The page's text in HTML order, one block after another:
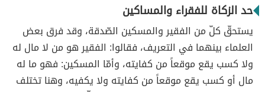
حد الزكاة للفقراء والمساكين
يستحقّ كلّ من الفقير والمسكين الصّدقة، وقد فرق بعض
العلماء بينهما في التعريف، فقالوا: الفقير هو من لا مال له
ولا كسب يقع موقعاً من كفايته، وأمّا المسكين: فهو ما له
مال أو كسب يقع موقعاً من كفايته ولا يكفيه، وهنا تختلف